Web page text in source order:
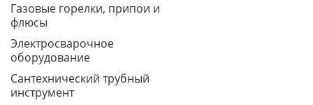
Газовые горелки, припои и
флюсы
Электросварочное
оборудование
Сантехнический трубный
инструмент